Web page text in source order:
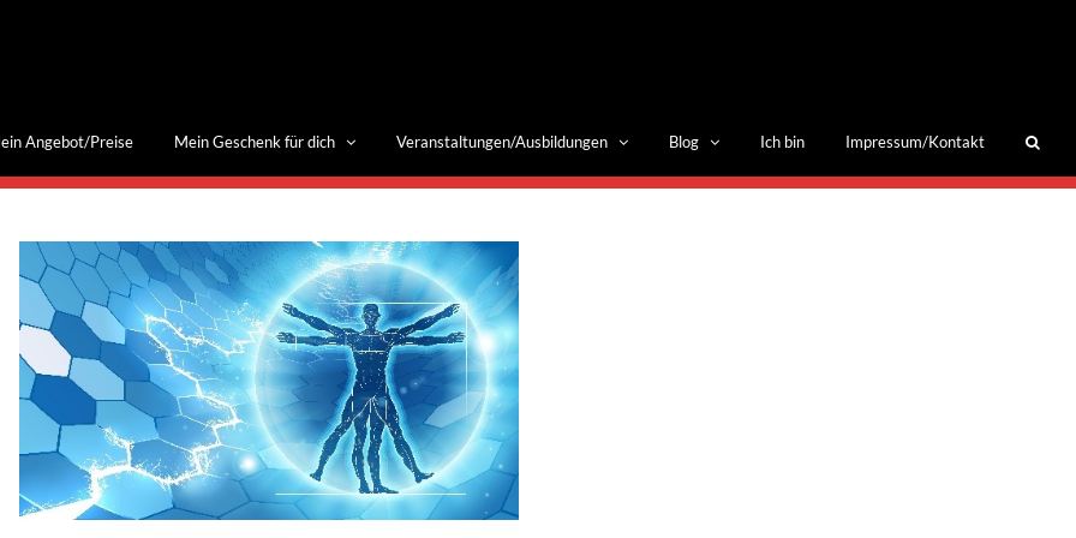
Angebot/Preise Mein Geschenk für dich Veranstaltungen/Ausbildungen Blog Ich bin Impressum/Kontakt